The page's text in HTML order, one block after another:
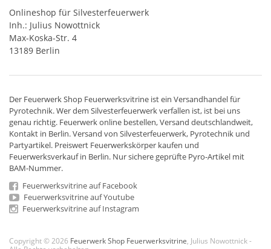
Onlineshop für Silvesterfeuerwerk
Inh.: Julius Nowottnick
Max-Koska-Str. 4
13189 Berlin
Der Feuerwerk Shop Feuerwerksvitrine ist ein Versandhandelfür
Pyrotechnik. Wer dem Silvesterfeuerwerk verfallen ist, ist bei uns
genau richtig. Feuerwerk online bestellen,Versand deutschlandweit,
Kontakt in Berlin. Versand von Silvesterfeuerwerk, Pyrotechnik und
Partyartikel. Preiswert Feuerwerkskörper kaufen und
Feuerwerksverkauf in Berlin. Nur sichere geprüfte Pyro-Artikel mit
BAM-Nummer.
Feuerwerksvitrine auf Facebook
Feuerwerksvitrine auf Youtube
Feuerwerksvitrine auf Instagram
Copyright © 2026 Feuerwerk Shop Feuerwerksvitrine , Julius Nowottnick -